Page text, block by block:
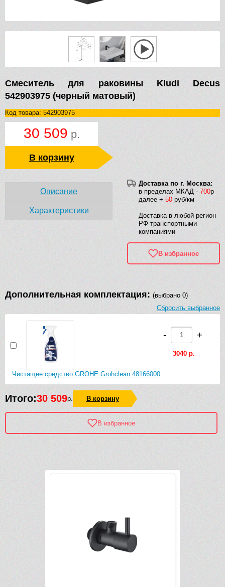
Смеситель для раковины Kludi Decus
542903975 (черный матовый)
Код товара: 542903975
30 509 р.
В корзину
Доставка по г. Москва:
в пределах МКАД - 700р
далее + 50 руб/км
Доставка в любой регион
РФ транспортными
компаниями
В избранное
Описание
Характеристики
Дополнительная комплектация: (выбрано 0)
Сбросить выбранное
Чистящее средство GROHE Grohclean 48166000
- +
3040 р.
Итого:30 509р. В корзину
В избранное